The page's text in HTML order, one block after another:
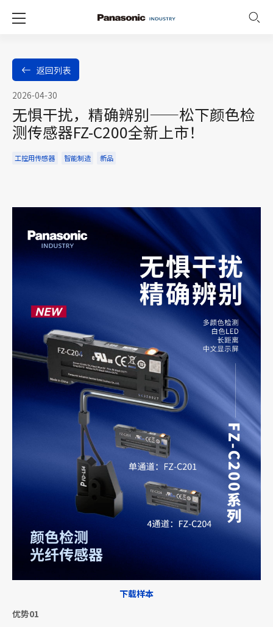
返回列表
2026-04-30
无惧干扰，精确辨别——松下颜色检
测传感器FZ-C200全新上市！
工控用传感器 智能制造 新品
下载样本
优势01